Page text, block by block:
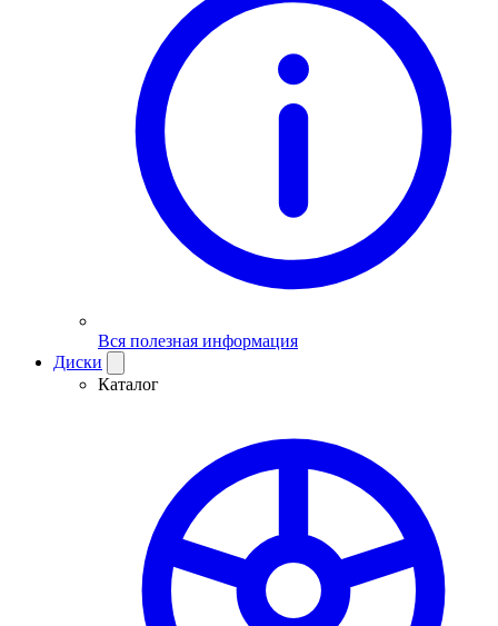
Вся полезная информация
Диски
Каталог